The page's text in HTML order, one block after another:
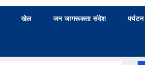
खेल जन जागरूकता संदेश पर्यटन